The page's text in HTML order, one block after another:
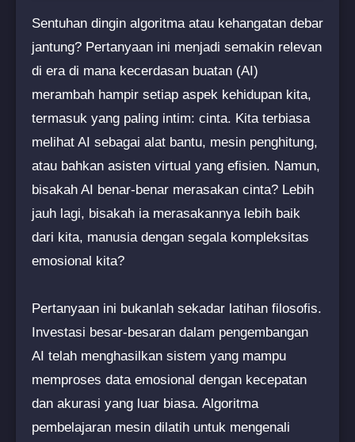
Sentuhan dingin algoritma atau kehangatan debar
jantung? Pertanyaan ini menjadi semakin relevan
di era di mana kecerdasan buatan (AI)
merambah hampir setiap aspek kehidupan kita,
termasuk yang paling intim: cinta. Kita terbiasa
melihat AI sebagai alat bantu, mesin penghitung,
atau bahkan asisten virtual yang efisien. Namun,
bisakah AI benar-benar merasakan cinta? Lebih
jauh lagi, bisakah ia merasakannya lebih baik
dari kita, manusia dengan segala kompleksitas
emosional kita?
Pertanyaan ini bukanlah sekadar latihan filosofis.
Investasi besar-besaran dalam pengembangan
AI telah menghasilkan sistem yang mampu
memproses data emosional dengan kecepatan
dan akurasi yang luar biasa. Algoritma
pembelajaran mesin dilatih untuk mengenali